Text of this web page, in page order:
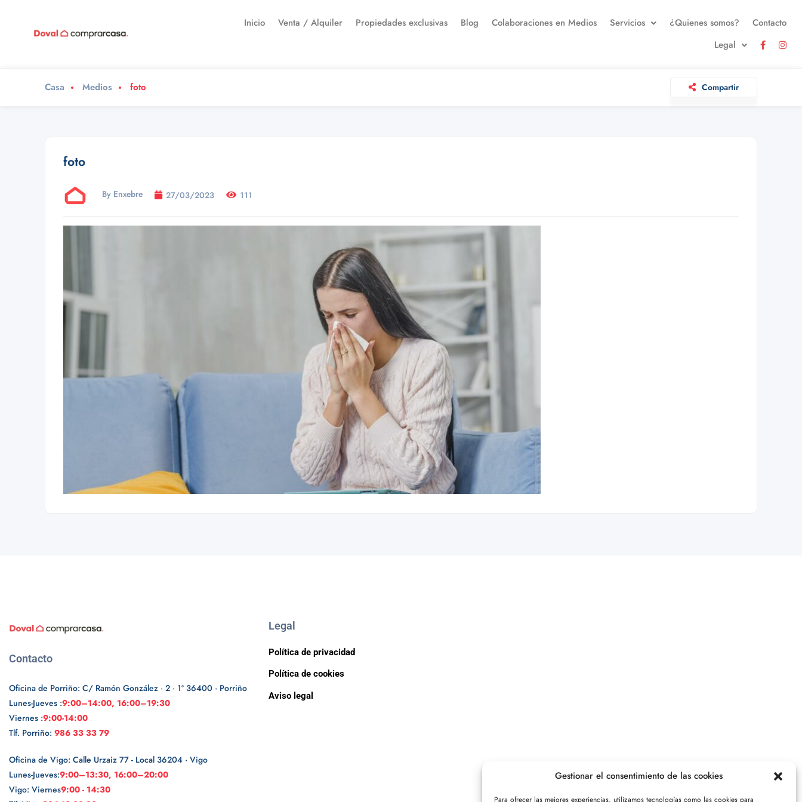
Gestionar el consentimiento de las cookies
Para ofrecer las mejores experiencias, utilizamos tecnologías como las cookies para
Inicio Venta / Alquiler Propiedades exclusivas Blog Colaboraciones en Medios Servicios ¿Quienes somos?
Contacto
Legal
Casa Medios foto Compartir
foto
By Enxebre 27/03/2023 111
Contacto
Oficina de Porriño: C/ Ramón González · 2 · 1º 36400 · Porriño
Lunes-Jueves :9:00–14:00, 16:00–19:30
Viernes :9:00-14:00
Tlf. Porriño: 986 33 33 79
Oficina de Vigo: Calle Urzaiz 77 - Local 36204 · Vigo
Lunes-Jueves:9:00–13:30, 16:00–20:00
Vigo: Viernes9:00 - 14:30
Legal
Política de privacidad
Política de cookies
Aviso legal